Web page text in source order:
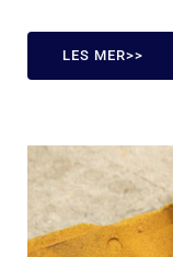
LES MER>>